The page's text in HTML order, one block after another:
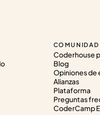
COMUNIDAD
Coderhouse
Blog
Opiniones de
Alianzas
Plataforma
Preguntas
CoderCamp